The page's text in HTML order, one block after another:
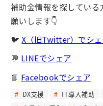
補助金情報を探してい
願いします👇
🐦 X（旧Twitter）でシ
💬 LINEでシェア
📘 Facebookでシェア
DX支援 IT導入補助